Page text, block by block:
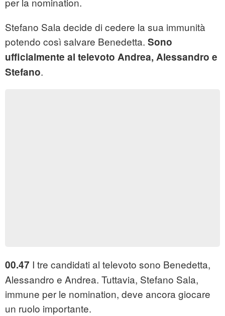
Stefano Sala decide di cedere la sua immunità
potendo così salvare Benedetta. Sono
ufficialmente al televoto Andrea, Alessandro e
Stefano.
00.47 I tre candidati al televoto sono Benedetta,
Alessandro e Andrea. Tuttavia, Stefano Sala,
immune per le nomination, deve ancora giocare
un ruolo importante.